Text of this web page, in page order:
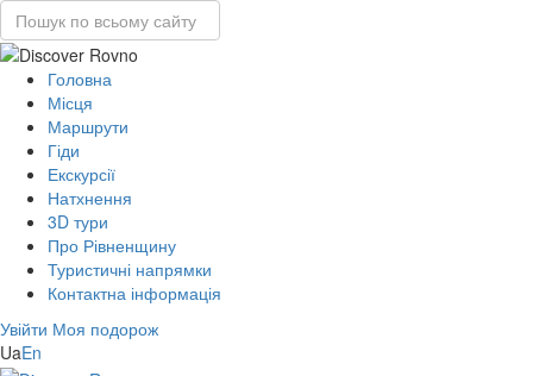
Головна
Місця
Маршрути
Гіди
Екскурсії
Натхнення
3D тури
Про Рівненщину
Туристичні напрямки
Контактна інформація
Увійти Моя подорож
UaEn